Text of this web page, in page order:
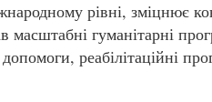
рівні, зміцнює
масштабні гуманітарні
реабілітаційні